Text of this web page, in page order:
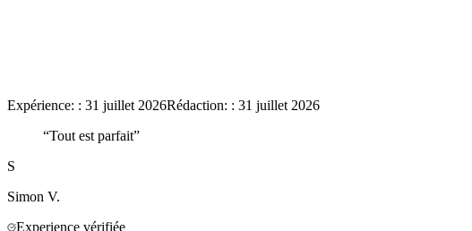
Expérience: : 31 juillet 2026Rédaction: : 31 juillet 2026
“Tout est parfait”
S
Simon V.
Experience vérifiée